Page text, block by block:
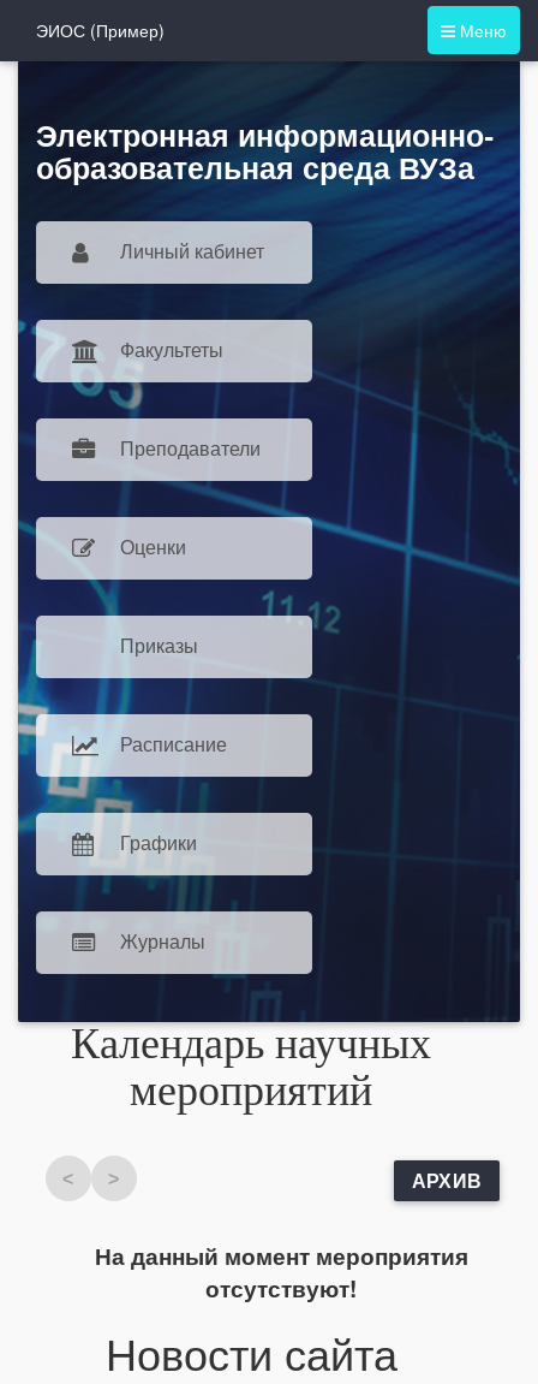
Меню
ЭИОС (Пример)
Электронная информационно-
образовательная среда ВУЗa
Личный кабинет
Факультеты
Преподаватели
Оценки
Приказы
Расписание
Графики
Журналы
Календарь научных
мероприятий
< > АРХИВ
На данный момент мероприятия
отсутствуют!
Новости сайта